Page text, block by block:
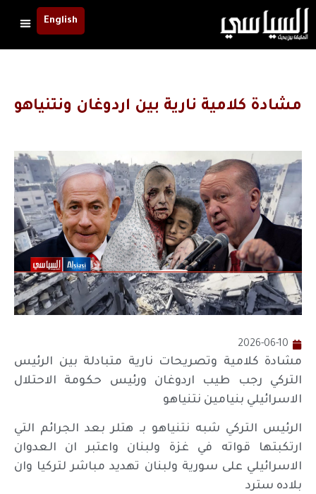
English
مشادة كلامية نارية بين اردوغان ونتنياهو
2026-06-10
مشادة كلامية وتصريحات نارية متبادلة بين الرئيس
التركي رجب طيب اردوغان ورئيس حكومة الاحتلال
الاسرائيلي بنيامين نتنياهو
الرئيس التركي شبه نتنياهو بـ هتلر بعد الجرائم التي
ارتكبتها قواته في غزة ولبنان واعتبر ان العدوان
الاسرائيلي على سورية ولبنان تهديد مباشر لتركيا وان
بلاده سترد